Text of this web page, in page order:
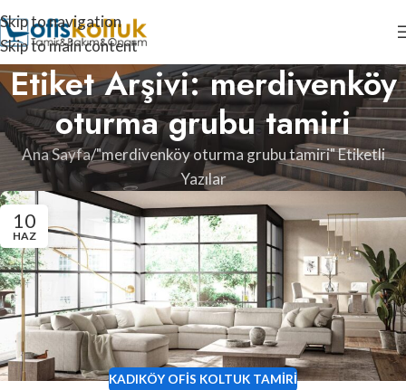
Skip to navigation
Skip to main content
Etiket Arşivi: merdivenköy
oturma grubu tamiri
Ana Sayfa "merdivenköy oturma grubu tamiri" Etiketli
Yazılar
10
HAZ
KADIKÖY OFIS KOLTUK TAMIRI